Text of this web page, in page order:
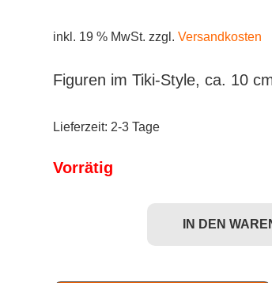
inkl. 19 % MwSt. zzgl. Versandkosten
Figuren im Tiki-Style, ca. 10
Lieferzeit: 2-3 Tage
Vorrätig
Eekeez: IT - Pennywise Menge
IN DEN